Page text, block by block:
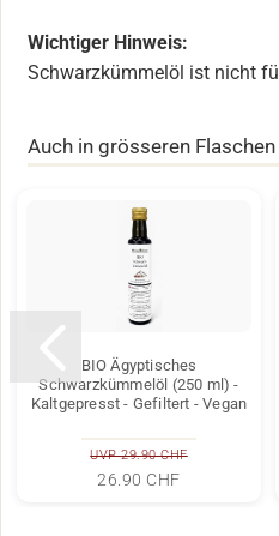
Wichtiger Hinweis:
Schwarzkümmelöl ist nicht
Auch in grösseren
BIO Ägyptisches
Schwarzkümmelöl (250 ml) -
Kaltgepresst - Gefiltert - Vegan
UVP 29.90 CHF
26.90 CHF